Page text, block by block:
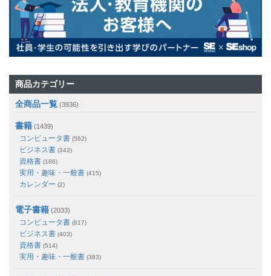
商品カテゴリー
全商品一覧 (3936)
書籍 (1439)
コンピュータ書 (562)
ビジネス書 (342)
資格書 (186)
実用・趣味・一般書 (415)
カレンダー (2)
電子書籍 (2033)
コンピュータ書 (817)
ビジネス書 (403)
資格書 (514)
実用・趣味・一般書 (383)